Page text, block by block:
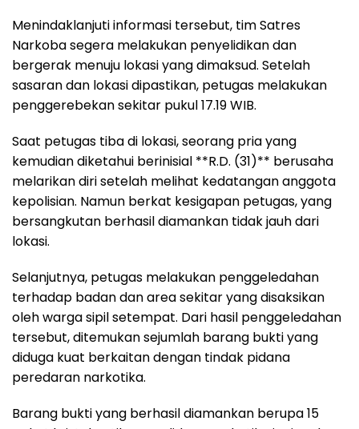
Menindaklanjuti informasi tersebut, tim Satres
Narkoba segera melakukan penyelidikan dan
bergerak menuju lokasi yang dimaksud. Setelah
sasaran dan lokasi dipastikan, petugas melakukan
penggerebekan sekitar pukul 17.19 WIB.
Saat petugas tiba di lokasi, seorang pria yang
kemudian diketahui berinisial **R.D. (31)** berusaha
melarikan diri setelah melihat kedatangan anggota
kepolisian. Namun berkat kesigapan petugas, yang
bersangkutan berhasil diamankan tidak jauh dari
lokasi.
Selanjutnya, petugas melakukan penggeledahan
terhadap badan dan area sekitar yang disaksikan
oleh warga sipil setempat. Dari hasil penggeledahan
tersebut, ditemukan sejumlah barang bukti yang
diduga kuat berkaitan dengan tindak pidana
peredaran narkotika.
Barang bukti yang berhasil diamankan berupa 15